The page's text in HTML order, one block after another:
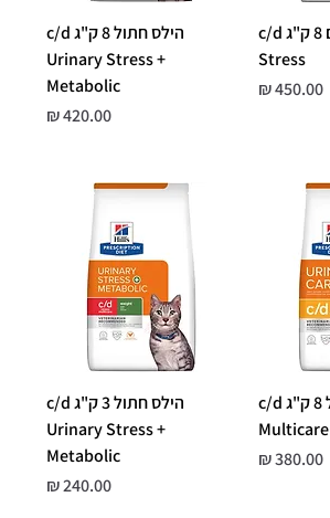
הילס חתול - דגי ים 8 ק"ג c/d
Stress
מחיר
הילס חתול 8 ק"ג c/d
Urinary Stress +
Metabolic
מחיר
הילס חתול 8 ק"ג c/d
Multicare
מחיר
הילס חתול 3 ק"ג c/d
Urinary Stress +
Metabolic
מחיר